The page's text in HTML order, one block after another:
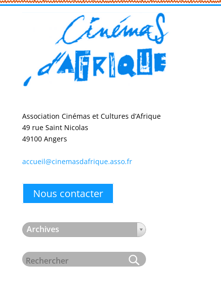
Association Cinémas et Cultures d’Afrique
49 rue Saint Nicolas
49100 Angers
accueil@cinemasdafrique.asso.fr
Nous contacter
Archives